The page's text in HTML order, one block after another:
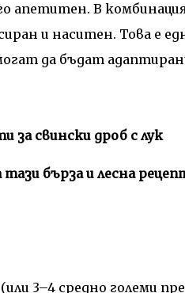
апетитен. В
и наситен. Това е
да бъдат
за свински дроб с лук
бърза и лесна
3–4 средно големи